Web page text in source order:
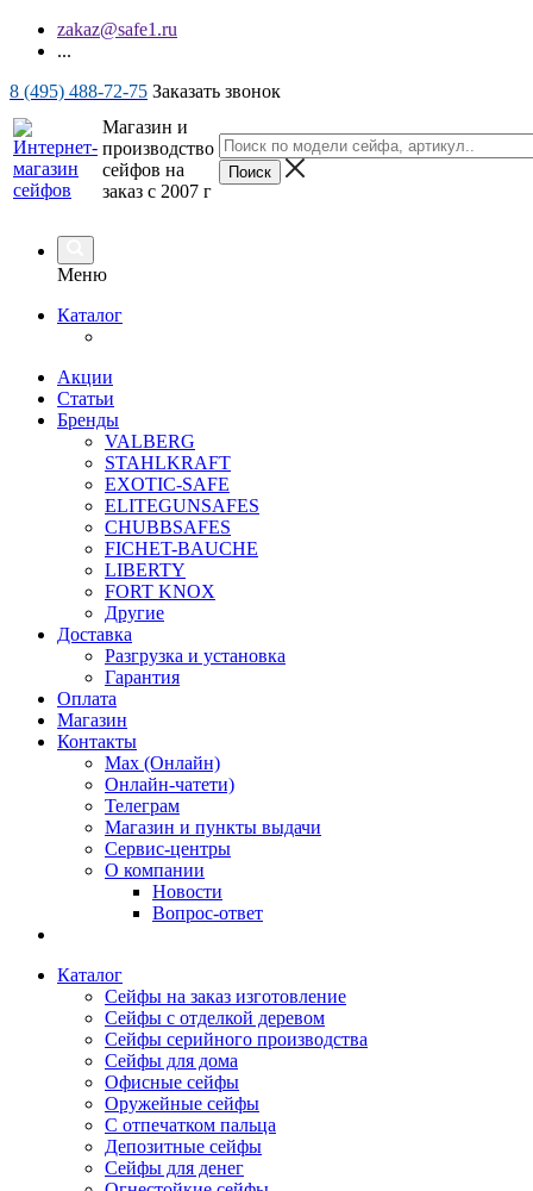
zakaz@safe1.ru
...
8 (495) 488-72-75 Заказать звонок
Магазин и
производство
сейфов на
заказ с 2007 г
Меню
Каталог
Акции
Статьи
Бренды
VALBERG
STAHLKRAFT
EXOTIC-SAFE
ELITEGUNSAFES
CHUBBSAFES
FICHET-BAUCHE
LIBERTY
FORT KNOX
Другие
Доставка
Разгрузка и установка
Гарантия
Оплата
Магазин
Контакты
Max (Онлайн)
Онлайн-чатети)
Телеграм
Магазин и пункты выдачи
Сервис-центры
О компании
Новости
Вопрос-ответ
Каталог
Сейфы на заказ изготовление
Сейфы с отделкой деревом
Сейфы серийного производства
Сейфы для дома
Офисные сейфы
Оружейные сейфы
С отпечатком пальца
Депозитные сейфы
Сейфы для денег